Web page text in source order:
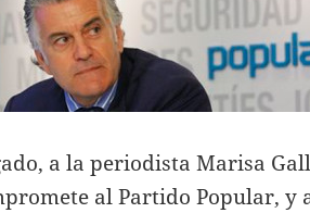
a la periodista Marisa
al Partido Popular, y